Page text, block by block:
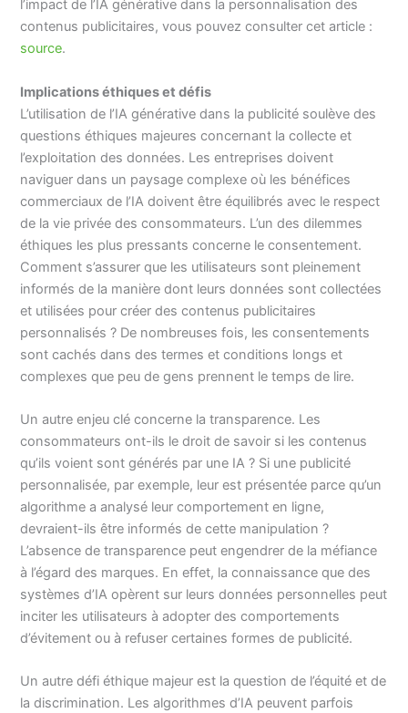
l’impact de l’IA générative dans la personnalisation des
contenus publicitaires, vous pouvez consulter cet article :
source.
Implications éthiques et défis
L’utilisation de l’IA générative dans la publicité soulève des
questions éthiques majeures concernant la collecte et
l’exploitation des données. Les entreprises doivent
naviguer dans un paysage complexe où les bénéfices
commerciaux de l’IA doivent être équilibrés avec le respect
de la vie privée des consommateurs. L’un des dilemmes
éthiques les plus pressants concerne le consentement.
Comment s’assurer que les utilisateurs sont pleinement
informés de la manière dont leurs données sont collectées
et utilisées pour créer des contenus publicitaires
personnalisés ? De nombreuses fois, les consentements
sont cachés dans des termes et conditions longs et
complexes que peu de gens prennent le temps de lire.
Un autre enjeu clé concerne la transparence. Les
consommateurs ont-ils le droit de savoir si les contenus
qu’ils voient sont générés par une IA ? Si une publicité
personnalisée, par exemple, leur est présentée parce qu’un
algorithme a analysé leur comportement en ligne,
devraient-ils être informés de cette manipulation ?
L’absence de transparence peut engendrer de la méfiance
à l’égard des marques. En effet, la connaissance que des
systèmes d’IA opèrent sur leurs données personnelles peut
inciter les utilisateurs à adopter des comportements
d’évitement ou à refuser certaines formes de publicité.
Un autre défi éthique majeur est la question de l’équité et de
la discrimination. Les algorithmes d’IA peuvent parfois